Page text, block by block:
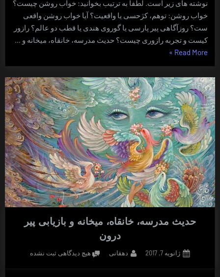
رخ
نوشته های زیر است. لطفا به ترتیب بخوانید: خواب روشن چیست؟
خواب روشن: توهم، کژحسی یا واقعیت؟ آیا خواب روشن واقعی
ست؟ روزآگاهی پیر پارسی یا گوروی هندی یا قطب دو عالم؟ رازور
کیست و تجربه رازوری چیست؟ حدیث مدرسه، خانقاه، میخانه و …
Read More “دیوِ
و
پریِ
نهفته
رخ”
»
حدیث مدرسه، خانقاه، میخانه و بازیابی پیر
درون
Posted
ژانویه 7, 2017 By
دهقانی هیچ دیدگاهیبرای
ثبت نشده